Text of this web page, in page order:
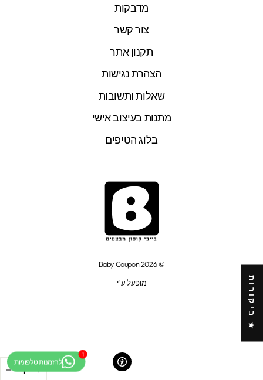
+
מדבקות
צור קשר
תקנון אתר
הצהרת נגישות
שאלות ותשובות
מתנות בעיצוב אישי
בלוג הטיפים
© 2026 Baby Coupon
מופעל ע"י
★ ביקורות